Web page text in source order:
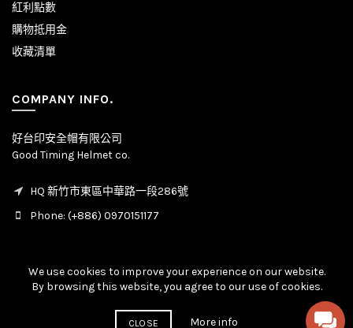
紅利點數
購物抵用金
收藏清單
COMPANY INFO.
好台印安全帽有限公司
Good Timing Helmet co.
HQ 新竹市東區中華路一段286號
Phone: (+886) 0970151177
We use cookies to improve your experience on our website.
By browsing this website, you agree to our use of cookies.
CLOSE More info